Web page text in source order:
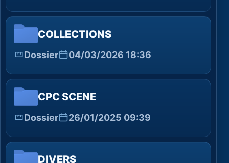
COLLECTIONS
Dossier 04/03/2026 18:36
CPC SCENE
Dossier 26/01/2025 09:39
DIVERS